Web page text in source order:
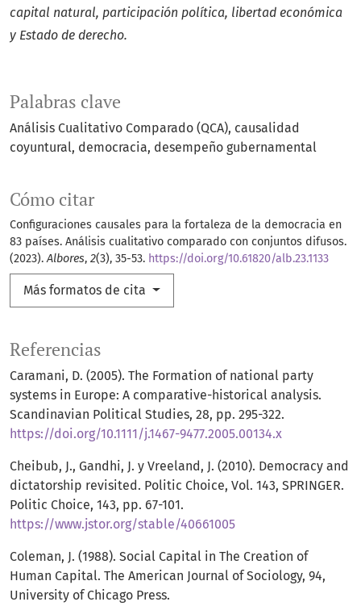
Palabras clave
Análisis Cualitativo Comparado (QCA) causalidad
coyuntural democracia desempeño gubernamental
Cómo citar
Configuraciones causales para la fortaleza de la democracia en
83 países. Análisis cualitativo comparado con conjuntos difusos.
(2023).Albores, 2(3), 35-53. https://doi.org/10.61820/alb.23.1133
Más formatos de cita
capital natural, participación política, libertad económica
y Estado de derecho.
Referencias
Caramani, D. (2005). The Formation of national party
systems in Europe: A comparative-historical analysis.
Scandinavian Political Studies, 28, pp. 295-322.
https://doi.org/10.1111/j.1467-9477.2005.00134.x
Cheibub, J., Gandhi, J. y Vreeland, J. (2010). Democracy and
dictatorship revisited. Politic Choice, Vol. 143, SPRINGER.
Politic Choice, 143, pp. 67-101.
https://www.jstor.org/stable/40661005
Coleman, J. (1988). Social Capital in The Creation of
Human Capital. The American Journal of Sociology, 94,
University of Chicago Press.